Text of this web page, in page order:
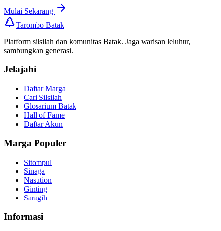
Mulai Sekarang
Tarombo Batak
Platform silsilah dan komunitas Batak. Jaga warisan leluhur,
sambungkan generasi.
Jelajahi
Daftar Marga
Cari Silsilah
Glosarium Batak
Hall of Fame
Daftar Akun
Marga Populer
Sitompul
Sinaga
Nasution
Ginting
Saragih
Informasi